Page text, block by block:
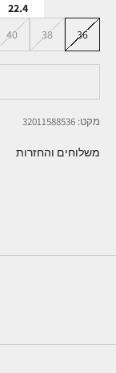
22.4
36
38
40
מקט: 32011588536
משלוחים והחזרות